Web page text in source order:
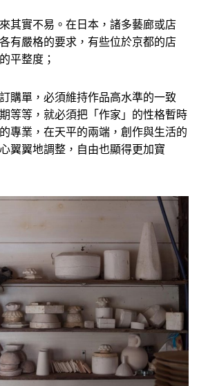
其實不易。在日本，諸多藝廊或店
有嚴格的要求，有些位於京都的店
平整度；
購單，必須維持作品高水準的一致
等等，就必須把「作家」的性格暫時
專業，在天平的兩端，創作與生活的
翼翼地調整，自由也顯得更加寶